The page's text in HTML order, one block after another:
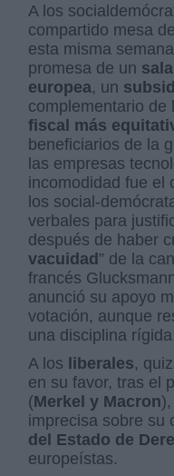
A los
compartido mesa
esta misma
promesa de un
europea, un
complementario
fiscal más
beneficiarios de la
las empresas
incomodidad fue el
los social-
verbales para
después de haber
vacuidad” de la
francés
anunció su apoyo
votación, aunque
una disciplina
A los liberales,
en su favor, tras el
(Merkel y Macron
imprecisa sobre su
del Estado de
europeístas.